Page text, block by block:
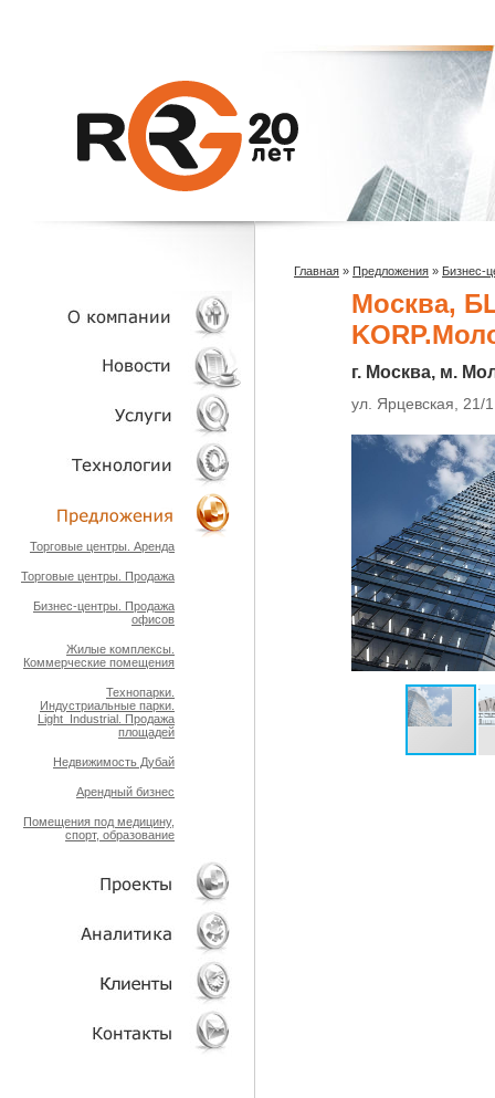
О КОМПАНИИ
НОВОСТИ
УСЛУГИ
ТЕХНОЛОГИИ
ОБЪЕКТЫ
Торговые центры. Аренда
Торговые центры. Продажа
Бизнес-центры. Продажа
офисов
Жилые комплексы.
Коммерческие помещения
Технопарки.
Индустриальные парки.
Light_Industrial. Продажа
площадей
Недвижимость Дубай
Арендный бизнес
Помещения под медицину,
спорт, образование
ПРОЕКТЫ
АНАЛИТИКА
КЛИЕНТЫ
Главная » Предложения » Бизнес-
Москва,
г. Москва, м.
ул. Ярцевская, 21/1